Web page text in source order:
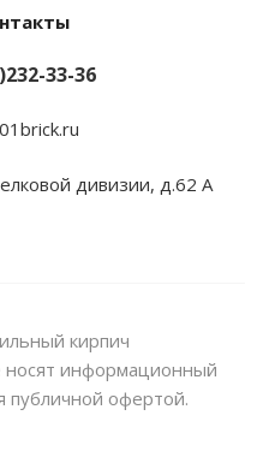
33-36
дивизии, д.62 А
кирпич
носят информационный
публичной офертой.